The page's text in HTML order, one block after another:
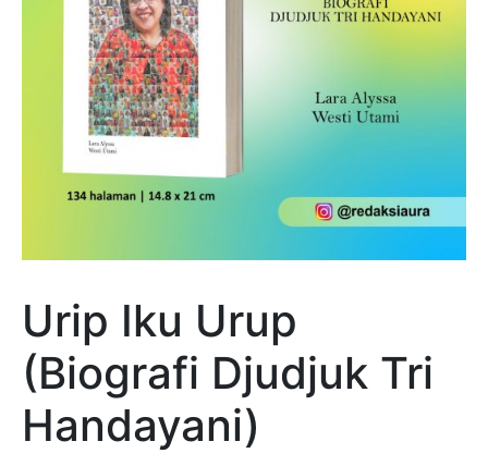
Urip Iku Urup
(Biografi Djudjuk Tri
Handayani)